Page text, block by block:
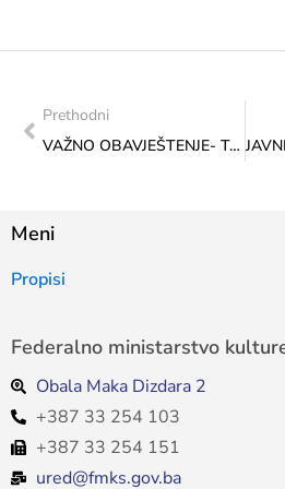
Prethodni
VAŽNO OBAVJEŠTENJE- Transfer za sport od značaja za Federaciju
Meni
Propisi
Federalno ministarstvo
Obala Maka Dizdara 2
+387 33 254 103
+387 33 254 151
ured@fmks.gov.ba